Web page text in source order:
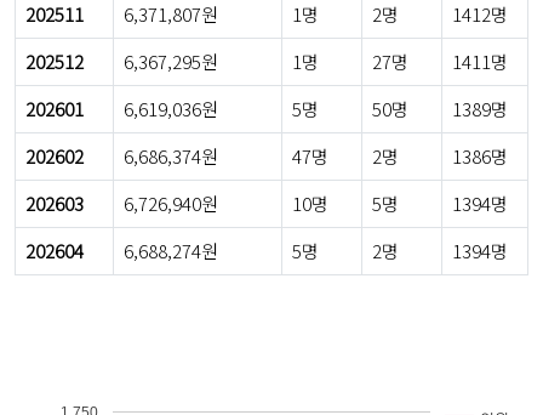
202511
6,371,807원 1명 2명
1412명
202512
6,367,295원 1명 27명
1411명
202601
6,619,036원 5명 50명
1389명
202602
6,686,374원 47명 2명
1386명
202603
6,726,940원 10명 5명
1394명
202604
6,688,274원 5명 2명 1394명